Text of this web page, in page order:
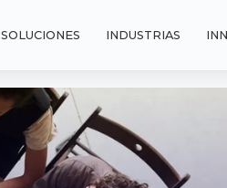
SOLUCIONES INDUSTRIAS